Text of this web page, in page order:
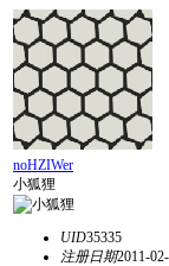
noHZIWer
小狐狸
UID35335
注册日期2011-